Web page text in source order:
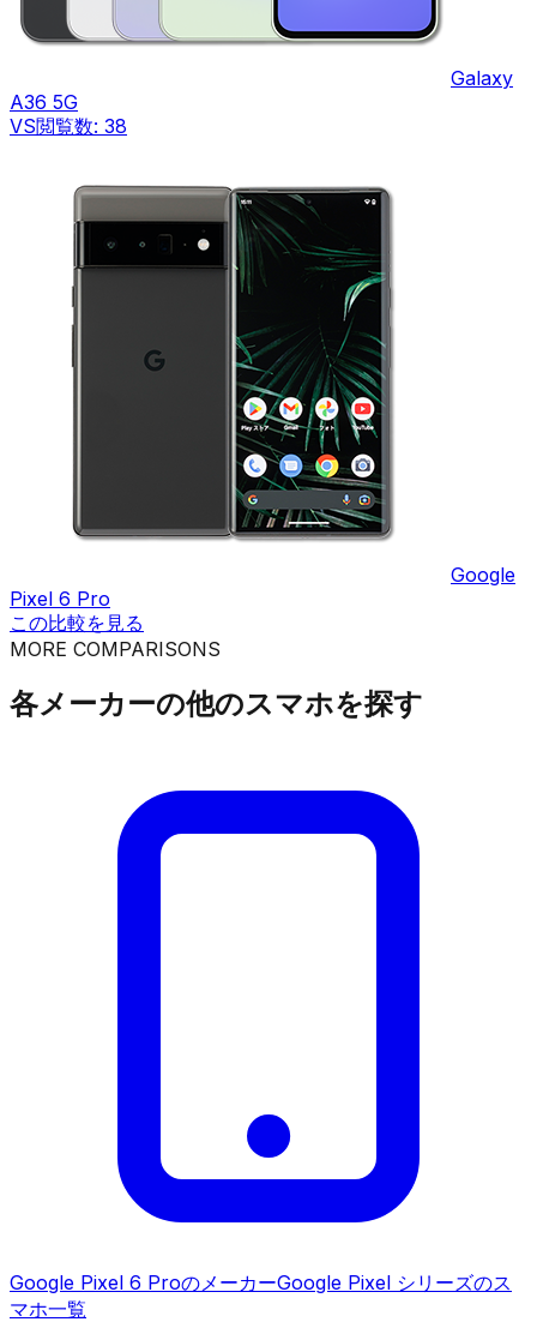
Galaxy
A36 5G
VS閲覧数: 38
Google
Pixel 6 Pro
この比較を見る
MORE COMPARISONS
各メーカーの他のスマホを探す
Google Pixel 6 ProのメーカーGoogle Pixel シリーズのス
マホ一覧